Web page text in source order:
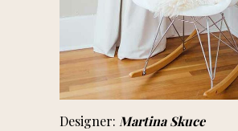
Designer: Martina Skuce